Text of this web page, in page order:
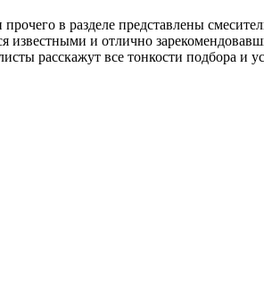
в разделе представлены
и отлично
расскажут все тонкости подбора и